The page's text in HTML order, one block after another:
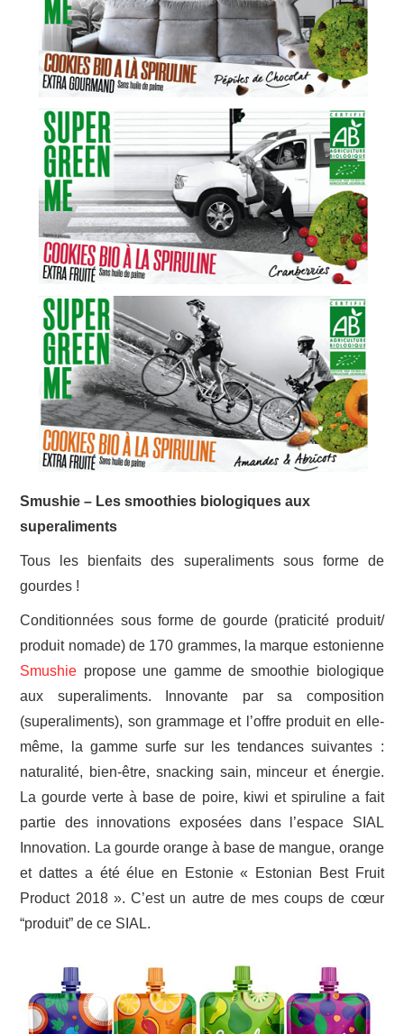
Smushie – Les smoothies biologiques aux
superaliments
Tous les bienfaits des superaliments sous forme de
gourdes !
Conditionnées sous forme de gourde (praticité produit/
produit nomade) de 170 grammes, la marque estonienne
Smushie propose une gamme de smoothie biologique
aux superaliments. Innovante par sa composition
(superaliments), son grammage et l’offre produit en elle-
même, la gamme surfe sur les tendances suivantes :
naturalité, bien-être, snacking sain, minceur et énergie.
La gourde verte à base de poire, kiwi et spiruline a fait
partie des innovations exposées dans l’espace SIAL
Innovation. La gourde orange à base de mangue, orange
et dattes a été élue en Estonie « Estonian Best Fruit
Product 2018 ». C’est un autre de mes coups de cœur
“produit” de ce SIAL.